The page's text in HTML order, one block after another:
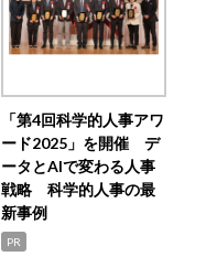
「第4回科学的人事アワ
ード2025」を開催 デ
ータとAIで変わる人事
戦略 科学的人事の最
新事例
PR